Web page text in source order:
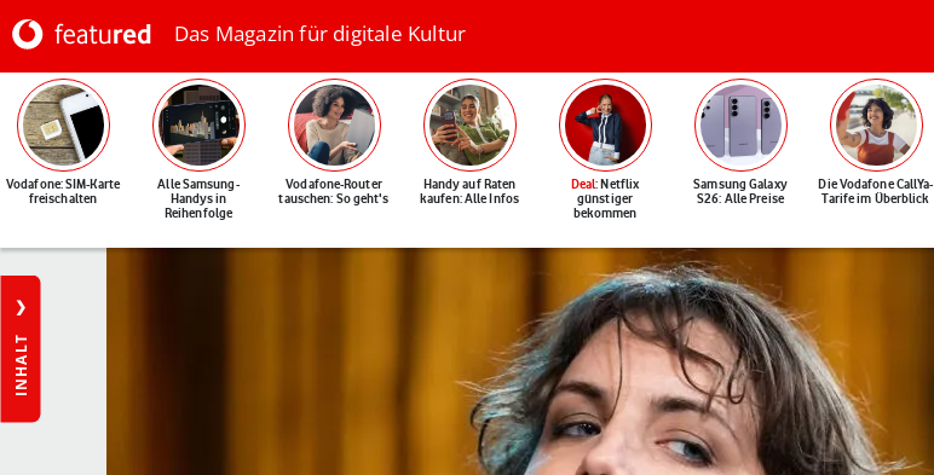
Das Magazin für digitale Kultur
Vodafone: SIM-Karte
freischalten
Alle Samsung-
Handys in
Reihenfolge
Vodafone-Router
tauschen: So geht's
Handy auf Raten
kaufen: Alle Infos
Deal: Netflix
günstiger
bekommen
Samsung Galaxy
S26: Alle Preise
Die Vodafone CallYa-
Tarife im Überblick
INHALT